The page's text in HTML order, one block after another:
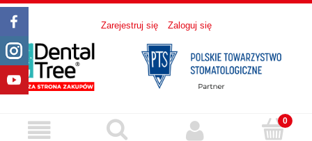
Zarejestruj się Zaloguj się